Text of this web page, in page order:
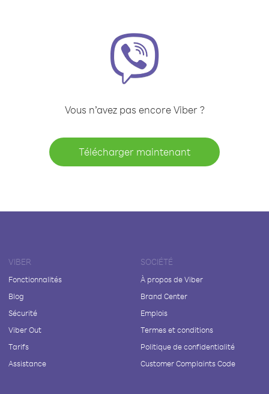
Vous n’avez pas encore Viber ?
Télécharger maintenant
VIBER
Fonctionnalités
Blog
Sécurité
Viber Out
Tarifs
Assistance
SOCIÉTÉ
À propos de Viber
Brand Center
Emplois
Termes et conditions
Politique de confidentialité
Customer Complaints Code